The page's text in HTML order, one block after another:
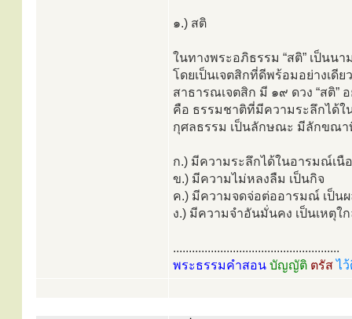
๑.) สติ
ในทางพระอภิธรรม “สติ” เป็นน
โดยเป็นเจตสิกที่ดีพร้อมอย่างเดี
สาธารณเจตสิก มี ๑๙ ดวง “สติ”
คือ ธรรมชาติที่มีความระลึกได้ใ
กุศลธรรม เป็นลักษณะ มีลักขณา
ก.) มีความระลึกได้ในอารมณ์เนื
ข.) มีความไม่หลงลืม เป็นกิจ
ค.) มีความจดจ่อต่ออารมณ์ เป็น
ง.) มีความจำอันมั่นคง เป็นเหตุใ
.....................................................
พระธรรมคำสอน บัญญัติ ตรัสไ